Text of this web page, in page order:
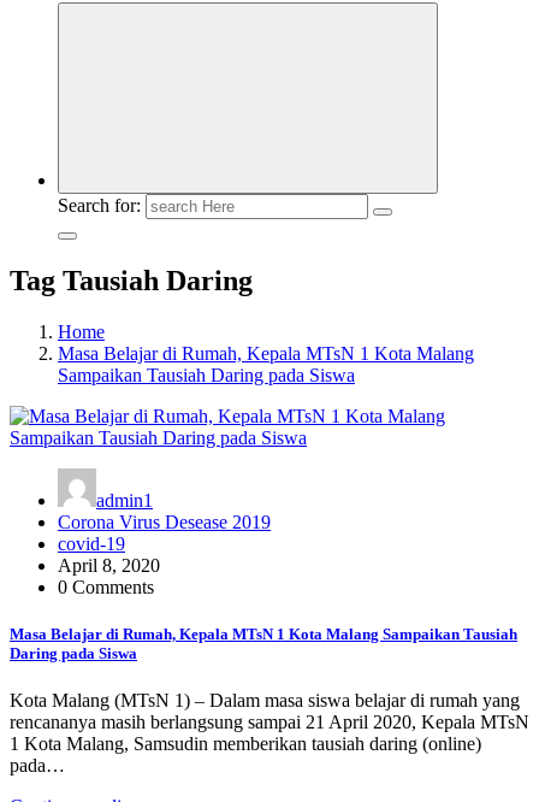
Search for:
Tag Tausiah Daring
Home
Masa Belajar di Rumah, Kepala MTsN 1 Kota Malang
Sampaikan Tausiah Daring pada Siswa
admin1
Corona Virus Desease 2019
covid-19
April 8, 2020
0 Comments
Masa Belajar di Rumah, Kepala MTsN 1 Kota Malang Sampaikan Tausiah
Daring pada Siswa
Kota Malang (MTsN 1) – Dalam masa siswa belajar di rumah yang
rencananya masih berlangsung sampai 21 April 2020, Kepala MTsN
1 Kota Malang, Samsudin memberikan tausiah daring (online)
pada…